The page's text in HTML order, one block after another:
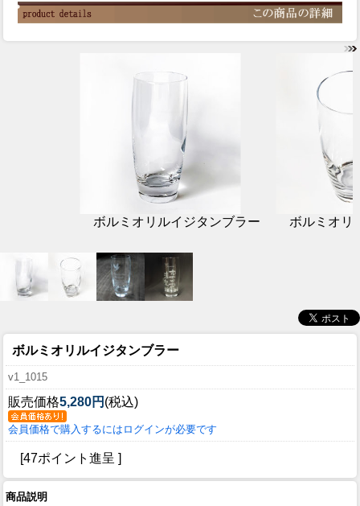
ボルミオリルイジタンブラー ボルミオリ
ボルミオリルイジタンブラー
v1_1015
販売価格5,280円 (税込)
会員価格で購入するにはログインが必要です
[47ポイント進呈 ]
商品説明